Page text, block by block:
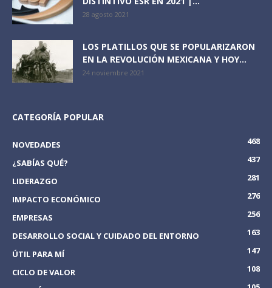
28 agosto 2021
LOS PLATILLOS QUE SE POPULARIZARON
EN LA REVOLUCIÓN MEXICANA Y HOY...
24 noviembre 2021
CATEGORÍA POPULAR
NOVEDADES
468
¿SABÍAS QUÉ?
437
LIDERAZGO
281
IMPACTO ECONÓMICO
276
EMPRESAS
256
DESARROLLO SOCIAL Y CUIDADO DEL ENTORNO
163
ÚTIL PARA MÍ
147
CICLO DE VALOR
108